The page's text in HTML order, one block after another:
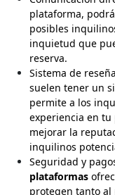
plataforma,
posibles
inquietud que
reserva.
Sistema de
suelen tener un
permite a los
experiencia en tu
mejorar la
inquilinos
Seguridad y
plataformas
protegen tanto al